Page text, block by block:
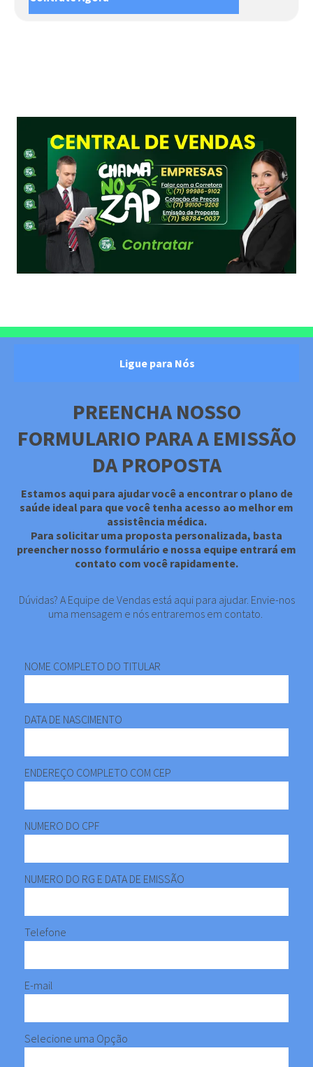
Ligue para Nós
PREENCHA NOSSO
FORMULARIO PARA A EMISSÃO
DA PROPOSTA
Estamos aqui para ajudar você a encontrar o plano de
saúde ideal para que você tenha acesso ao melhor em
assistência médica.
Para solicitar uma proposta personalizada, basta
preencher nosso formulário e nossa equipe entrará em
contato com você rapidamente.
Dúvidas? A Equipe de Vendas está aqui para ajudar. Envie-nos
uma mensagem e nós entraremos em contato.
NOME COMPLETO DO TITULAR
DATA DE NASCIMENTO
ENDEREÇO COMPLETO COM CEP
NUMERO DO CPF
NUMERO DO RG E DATA DE EMISSÃO
Telefone
E-mail
Selecione uma Opção